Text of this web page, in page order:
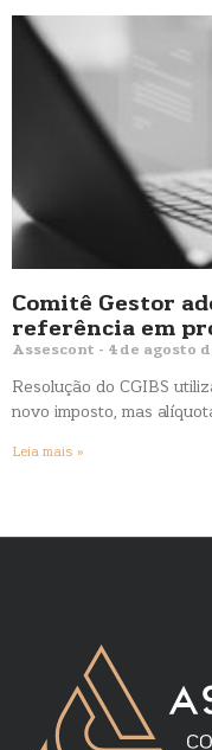
Comitê Gestor
referência em
Assescont 4 de agosto
Resolução do CGIBS
novo imposto, mas
Leia mais »